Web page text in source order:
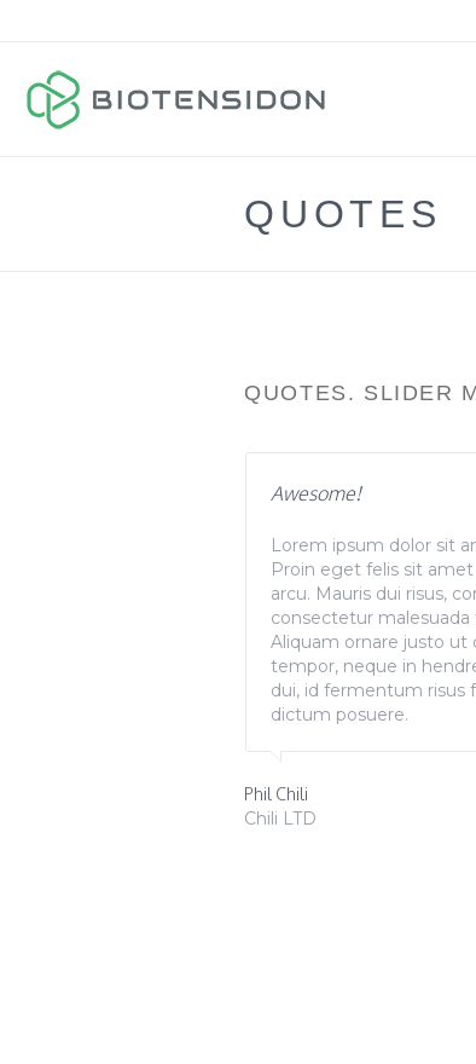
QUOTES
QUOTES. SLIDER
Awesome!
Lorem ipsum dolor sit
Proin eget felis sit
arcu. Mauris dui risus,
consectetur
Aliquam ornare justo ut
tempor, neque in
dui, id fermentum risus
dictum posuere.
Phil Chili
Chili LTD